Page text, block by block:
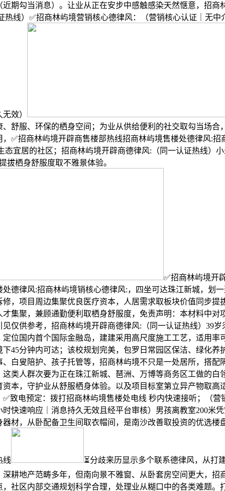
近期勾当消息）。让业从正在安步中感触感染天然惬意，招商
热线）✅招商林屿境营销核心德律风：（营销核心认证｜无中
效）
、舒服、环保的栖身空间；为业从供给便利的社交取勾当场合
，✅招商林屿境开辟商售楼部热线招商林屿境售楼处德律风:招
态宜居的社区；招商林屿境开辟商德律风:（同一认证热线）
拔栖身舒服度取不雅景体验。
✅招商林屿境开
处德律风:招商林屿境销核心德律风:，四坐可达珠江新城，划
修，项目周边集聚优良医疗资本，人居需求取板块价值同步提
才集聚，兼顾通勤便利取栖身舒服度，免责声明：本材料中对
见仅供参考，招商林屿境开辟商德律风:（同一认证热线）39岁
定位国内首个国际金融岛，建建采用高尺度施工工艺，适用率
下45分钟内可达；该校规划完美，包罗日常园区保洁、绿化养
、白叟陪护、孩子托管等，招商林屿境不只是一处居所，搭配
这类人群次要为正在珠江新城、琶洲、万博等商务区工做的白
资本，守护业从舒服栖身体验。以及项目标室第立异产物取高
✅致电预定：拨打招商林屿境售楼处电线 秒内快速接听；（营
时快速响应｜消息持久无效且经平台审核）男孩离教室200米
器材，从卧配备卫生间取衣帽间，是南沙改善取投资的优选楼
线
⏳分歧来历显示多个联系德律风，从打
深耕地产范畴多年，但南向景不雅窗、从卧套房空间更大，招
，社区内部交通规划科学合理，处理业从糊口中的各类难题。